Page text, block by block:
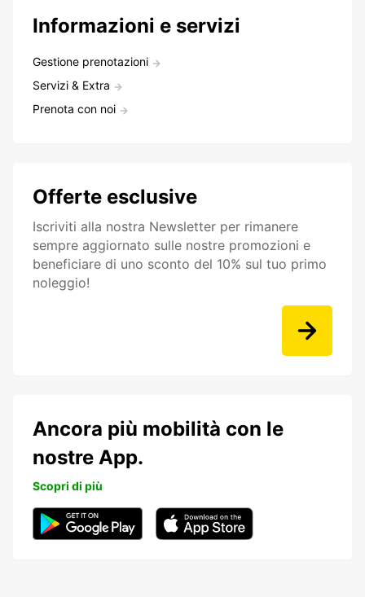
Informazioni e servizi
Gestione prenotazioni
Servizi & Extra
Prenota con noi
Offerte esclusive
Iscriviti alla nostra Newsletter per rimanere
sempre aggiornato sulle nostre promozioni e
beneficiare di uno sconto del 10% sul tuo primo
noleggio!
Ancora più mobilità con le
nostre App.
Scopri di più